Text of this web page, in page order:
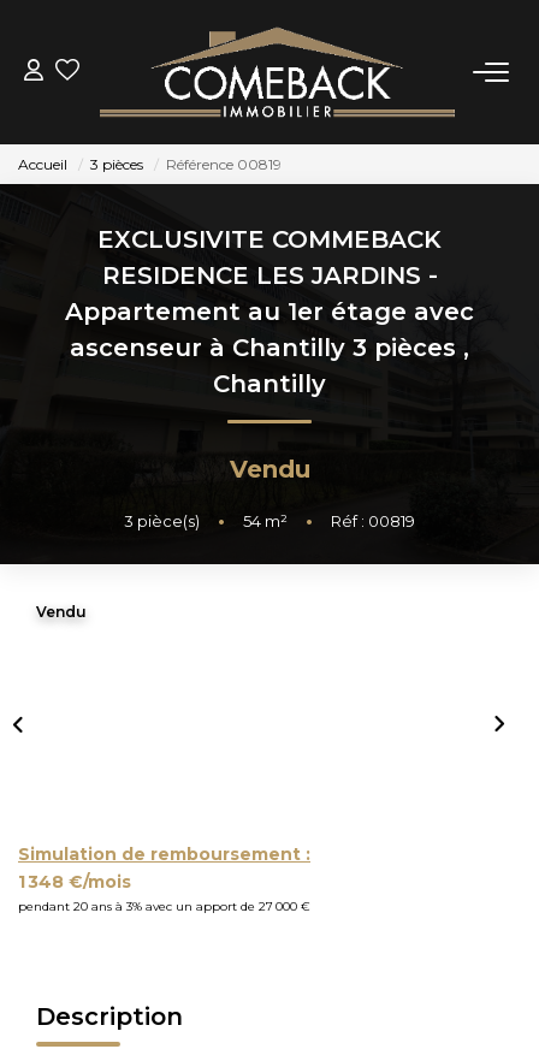
ACHETER
LOUER
ESTIMER
NOTRE AGENCE
CONTACT
Accueil 3 pièces Référence 00819
EXCLUSIVITE COMMEBACK
RESIDENCE LES JARDINS -
Appartement au 1er étage avec
ascenseur à Chantilly 3 pièces ,
Chantilly
Vendu
3 pièce(s) • 54 m² • Réf : 00819
Vendu
Simulation de remboursement :
1 348 €/mois
pendant 20 ans à 3% avec un apport de 27 000 €
Description